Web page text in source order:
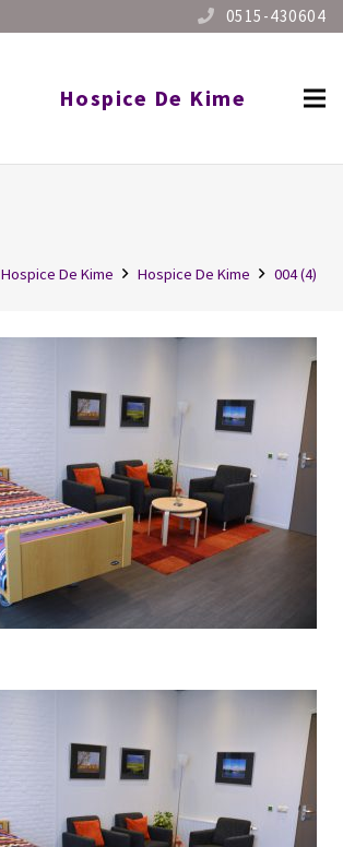
0515-430604
Hospice De Kime
Hospice De Kime Hospice De Kime 004 (4)